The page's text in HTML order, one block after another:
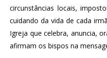
circunstâncias locais,
cuidando da vida de cada
Igreja que celebra, anuncia,
afirmam os bispos na